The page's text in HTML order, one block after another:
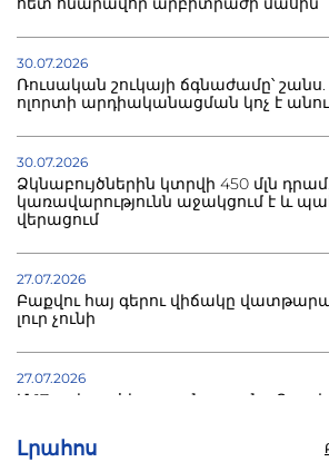
Լրահոս
30.07.2026
Ռուսական շուկայի ճգնաժամը՝
ոլորտի արդիականացման կոչ է
30.07.2026
Ձկնաբույծներին կտրվի 450 մլն դրամ.
կառավարությունն աջակցում է և
վերացում
27.07.2026
Բաքվու հայ գերու վիճակը
լուր չունի
27.07.2026
Մ-17 աշխարհի առաջնությունը